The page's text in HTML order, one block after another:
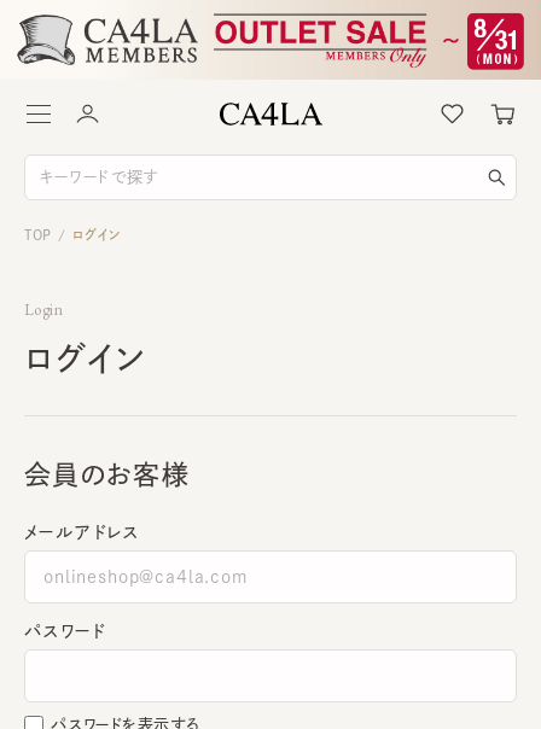
TOP / ログイン
Login
ログイン
会員のお客様
メールアドレス
パスワード
パスワードを表示する